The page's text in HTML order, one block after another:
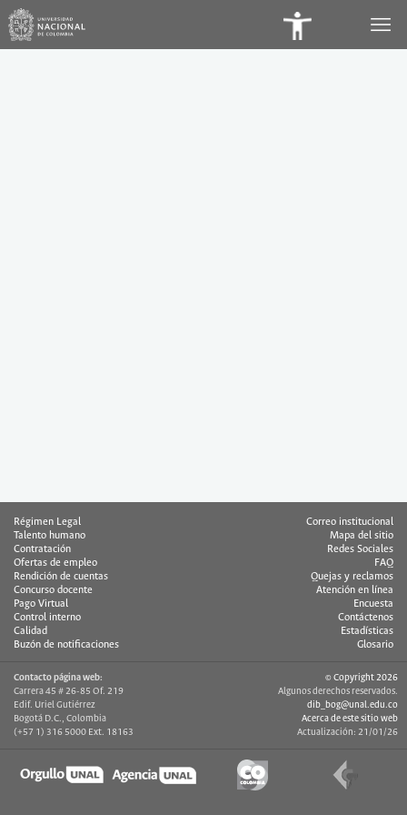
Régimen Legal
Talento humano
Contratación
Ofertas de empleo
Rendición de cuentas
Concurso docente
Pago Virtual
Control interno
Calidad
Buzón de notificaciones
Correo institucional
Mapa del sitio
Redes Sociales
FAQ
Quejas y reclamos
Atención en línea
Encuesta
Contáctenos
Estadísticas
Glosario
Contacto página web:
Carrera 45 # 26-85 Of. 219
Edif. Uriel Gutiérrez
Bogotá D.C., Colombia
(+57 1) 316 5000 Ext. 18163
© Copyright 2026
Algunos derechos reservados.
dib_bog@unal.edu.co
Acerca de este sitio web
Actualización: 21/01/26